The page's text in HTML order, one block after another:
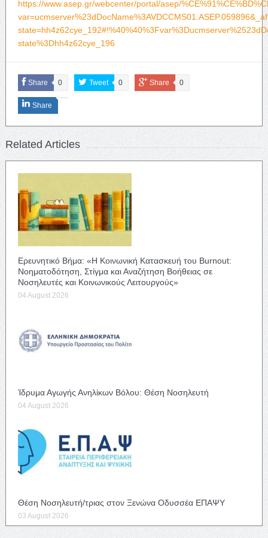
https://www.asep.gr/webcenter/portal/asep/
state%3Dhh4z62cye_196
Share 0 Tweet 0 Share 0
Share
Related Articles
Ερευνητικό Βήμα: «Η Κοινωνική Κατασκευή του Burnout:
Νοηματοδότηση, Στίγμα και Αναζήτηση Βοήθειας σε
Νοσηλευτές και Κοινωνικούς Λειτουργούς»
04 August 2026
Ίδρυμα Αγωγής Ανηλίκων Βόλου: Θέση Νοσηλευτή
04 August 2026
Θέση Νοσηλευτή/τριας στον Ξενώνα Οδυσσέα ΕΠΑΨΥ
03 August 2026